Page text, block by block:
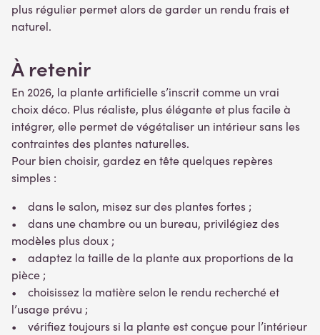
plus régulier permet alors de garder un rendu frais et
naturel.
À retenir
En 2026, la plante artificielle s’inscrit comme un vrai
choix déco. Plus réaliste, plus élégante et plus facile à
intégrer, elle permet de végétaliser un intérieur sans les
contraintes des plantes naturelles.
Pour bien choisir, gardez en tête quelques repères
simples :
• dans le salon, misez sur des plantes fortes ;
• dans une chambre ou un bureau, privilégiez des
modèles plus doux ;
• adaptez la taille de la plante aux proportions de la
pièce ;
• choisissez la matière selon le rendu recherché et
l’usage prévu ;
• vérifiez toujours si la plante est conçue pour l’intérieur